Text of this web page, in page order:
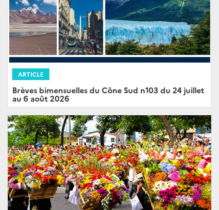
ARTICLE
Brèves bimensuelles du Cône Sud n103 du 24 juillet
au 6 août 2026